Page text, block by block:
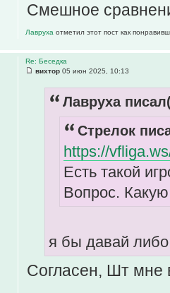
Смешное
Лавруха отметил этот пост как
Re: Беседка
вихтор 05 июн 2025, 10:13
Лавруха
Стрелок
https://
Есть такой
Вопрос.
я бы давай
Согласен, Шт мне